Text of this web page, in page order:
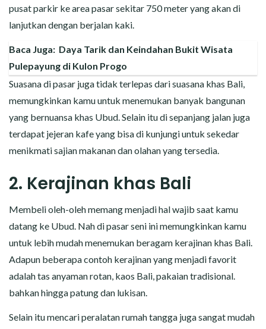
pusat parkir ke area pasar sekitar 750 meter yang akan di
lanjutkan dengan berjalan kaki.
Baca Juga: Daya Tarik dan Keindahan Bukit Wisata
Pulepayung di Kulon Progo
Suasana di pasar juga tidak terlepas dari suasana khas Bali,
memungkinkan kamu untuk menemukan banyak bangunan
yang bernuansa khas Ubud. Selain itu di sepanjang jalan juga
terdapat jejeran kafe yang bisa di kunjungi untuk sekedar
menikmati sajian makanan dan olahan yang tersedia.
2. Kerajinan khas Bali
Membeli oleh-oleh memang menjadi hal wajib saat kamu
datang ke Ubud. Nah di pasar seni ini memungkinkan kamu
untuk lebih mudah menemukan beragam kerajinan khas Bali.
Adapun beberapa contoh kerajinan yang menjadi favorit
adalah tas anyaman rotan, kaos Bali, pakaian tradisional.
bahkan hingga patung dan lukisan.
Selain itu mencari peralatan rumah tangga juga sangat mudah